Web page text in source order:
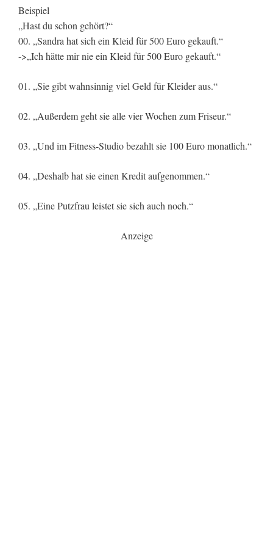
Beispiel
„Hast du schon gehört?“
00. „Sandra hat sich ein Kleid für 500 Euro gekauft.“
->„Ich hätte mir nie ein Kleid für 500 Euro gekauft.“
01. „Sie gibt wahnsinnig viel Geld für Kleider aus.“
02. „Außerdem geht sie alle vier Wochen zum Friseur.“
03. „Und im Fitness-Studio bezahlt sie 100 Euro monatlich.“
04. „Deshalb hat sie einen Kredit aufgenommen.“
05. „Eine Putzfrau leistet sie sich auch noch.“
Anzeige